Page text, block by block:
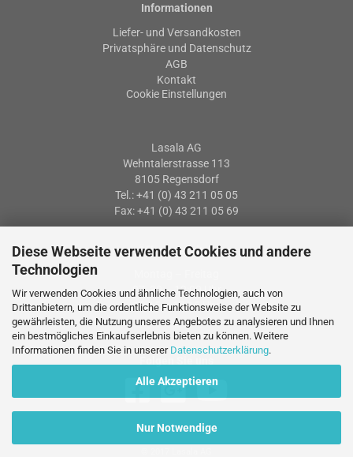
Diese Webseite verwendet Cookies und andere
Technologien
Wir verwenden Cookies und ähnliche Technologien, auch von
Drittanbietern, um die ordentliche Funktionsweise der Website zu
gewährleisten, die Nutzung unseres Angebotes zu analysieren und Ihnen
ein bestmögliches Einkaufserlebnis bieten zu können. Weitere
Informationen finden Sie in unserer Datenschutzerklärung.
Alle Akzeptieren
Nur Notwendige
Informationen
Liefer- und Versandkosten
Privatsphäre und Datenschutz
AGB
Kontakt
Cookie Einstellungen
Lasala AG
Wehntalerstrasse 113
8105 Regensdorf
Tel.: +41 (0) 43 211 05 05
Fax: +41 (0) 43 211 05 69
Öffnungszeiten
07: 30 – 12:00 Uhr
13:15 – 17:15 Uhr